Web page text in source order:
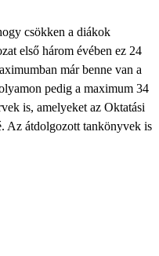
csökken a diákok
első három évében ez 24
már benne van a
pedig a maximum 34
is, amelyeket az Oktatási
Az átdolgozott tankönyvek is